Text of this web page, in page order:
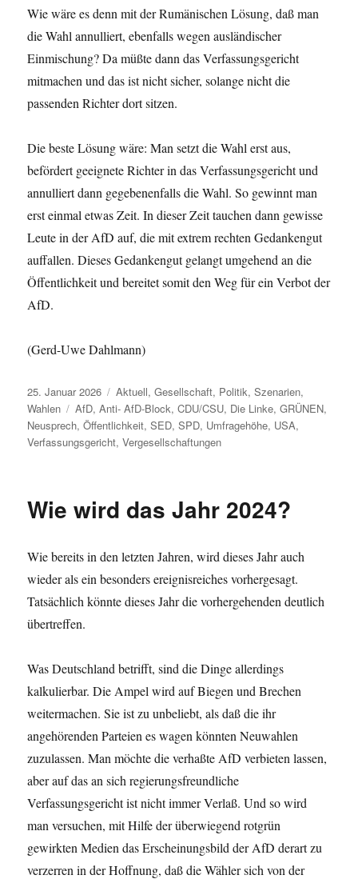
Wie wäre es denn mit der Rumänischen Lösung, daß man
die Wahl annulliert, ebenfalls wegen ausländischer
Einmischung? Da müßte dann das Verfassungsgericht
mitmachen und das ist nicht sicher, solange nicht die
passenden Richter dort sitzen.
Die beste Lösung wäre: Man setzt die Wahl erst aus,
befördert geeignete Richter in das Verfassungsgericht und
annulliert dann gegebenenfalls die Wahl. So gewinnt man
erst einmal etwas Zeit. In dieser Zeit tauchen dann gewisse
Leute in der AfD auf, die mit extrem rechten Gedankengut
auffallen. Dieses Gedankengut gelangt umgehend an die
Öffentlichkeit und bereitet somit den Weg für ein Verbot der
AfD.
(Gerd-Uwe Dahlmann)
Veröffentlicht
am
25. Januar 2026 Kategorien
Aktuell,Gesellschaft, Politik,Szenarien,
Wahlen
Schlagwörter
AfD,Anti- AfD-Block,CDU/CSU, Die Linke,GRÜNEN,
Neusprech,Öffentlichkeit,SED,SPD, Umfragehöhe, USA,
Verfassungsgericht,Vergesellschaftungen
Wie wird das Jahr 2024?
Wie bereits in den letzten Jahren, wird dieses Jahr auch
wieder als ein besonders ereignisreiches vorhergesagt.
Tatsächlich könnte dieses Jahr die vorhergehenden deutlich
übertreffen.
Was Deutschland betrifft, sind die Dinge allerdings
kalkulierbar. Die Ampel wird auf Biegen und Brechen
weitermachen. Sie ist zu unbeliebt, als daß die ihr
angehörenden Parteien es wagen könnten Neuwahlen
zuzulassen. Man möchte die verhaßte AfD verbieten lassen,
aber auf das an sich regierungsfreundliche
Verfassungsgericht ist nicht immer Verlaß. Und so wird
man versuchen, mit Hilfe der überwiegend rotgrün
gewirkten Medien das Erscheinungsbild der AfD derart zu
verzerren in der Hoffnung, daß die Wähler sich von der